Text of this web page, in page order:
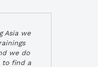
Asia we
we do
to find a